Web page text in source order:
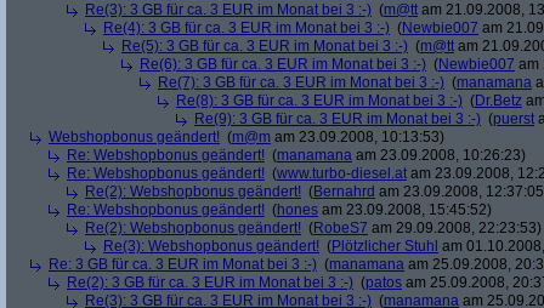
Re(3): 3 GB für ca. 3 EUR im Monat bei 3 :-) (m@tt am 21.09.2008,
Re(4): 3 GB für ca. 3 EUR im Monat bei 3 :-) (Newbie007 am
Re(5): 3 GB für ca. 3 EUR im Monat bei 3 :-) (m@tt am
Re(6): 3 GB für ca. 3 EUR im Monat bei 3 :-) (Newbie007 am
Re(7): 3 GB für ca. 3 EUR im Monat bei 3 :-) (manamana
Re(8): 3 GB für ca. 3 EUR im Monat bei 3 :-) (Dr.Betz
Re(9): 3 GB für ca. 3 EUR im Monat bei 3 :-) (puerst
Webshopbonus geändert! (m@m am 23.09.2008, 10:13:53)
Re: Webshopbonus geändert! (manamana am 23.09.2008, 10:26:23)
Re: Webshopbonus geändert! (www.turbo-diesel.at am 23.09.2008,
Re(2): Webshopbonus geändert! (Bernahrd am 23.09.2008,
Re: Webshopbonus geändert! (hones am 23.09.2008, 15:45:52)
Re(2): Webshopbonus geändert! (RobeS7 am 29.09.2008, 22:23:53)
Re(3): Webshopbonus geändert! (Plötzlicher Stuhl am
Re: 3 GB für ca. 3 EUR im Monat bei 3 :-) (manamana am 25.09.2008,
Re(2): 3 GB für ca. 3 EUR im Monat bei 3 :-) (patos am 25.09.2008,
Re(3): 3 GB für ca. 3 EUR im Monat bei 3 :-) (manamana am